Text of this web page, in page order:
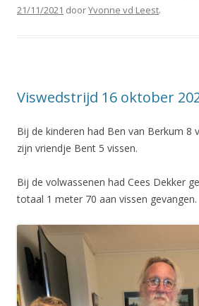
21/11/2021 doorYvonne vd Leest.
Viswedstrijd 16 oktober
Bij de kinderen had Ben van Berkum 8
zijn vriendje Bent 5 vissen.
Bij de volwassenen had Cees Dekker
totaal 1 meter 70 aan vissen gevangen.